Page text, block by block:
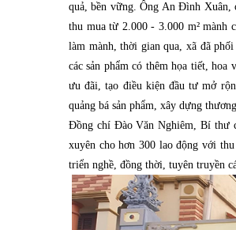
quả, bền vững. Ông An Đình Xuân,
thu mua từ 2.000 - 3.000 m²
làm mành, thời gian qua, xã đã
các sản phẩm có thêm họa tiết,
ưu đãi, tạo điều kiện đầu tư mở
quảng bá sản phẩm, xây dựng
Đồng chí Đào Văn Nghiêm, Bí thư
xuyên cho hơn 300 lao động với
triển nghề, đồng thời, tuyên truyền